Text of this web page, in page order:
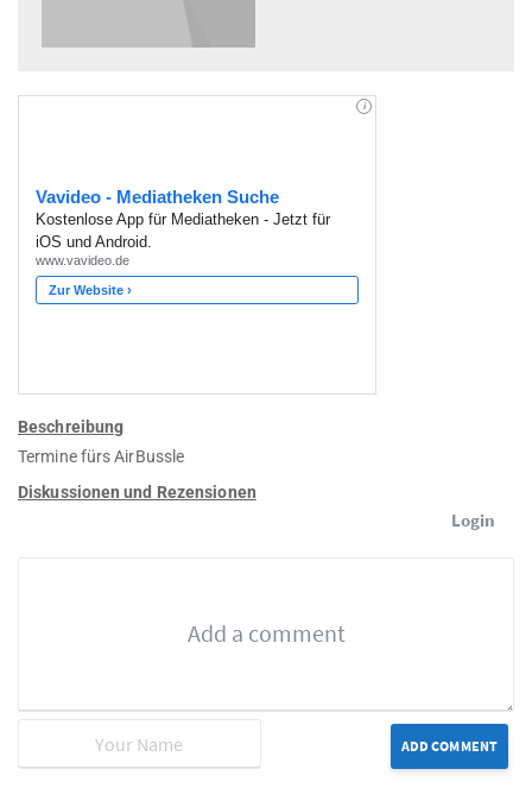
Beschreibung
Termine fürs AirBussle
Diskussionen und Rezensionen
Login
ADD COMMENT